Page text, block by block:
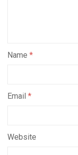
Name *
Email *
Website